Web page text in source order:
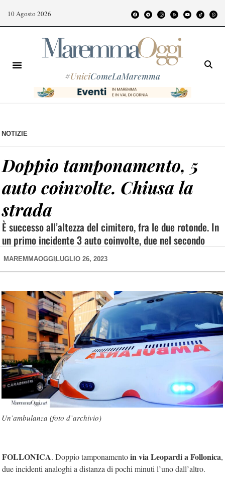
10 Agosto 2026
#UniciComeLaMaremma
NOTIZIE
Doppio tamponamento, 5
auto coinvolte. Chiusa la
strada
È successo all’altezza del cimitero, fra le due rotonde. In
un primo incidente 3 auto coinvolte, due nel secondo
MAREMMAOGGI LUGLIO 26, 2023
Un’ambulanza (foto d’archivio)
FOLLONICA. Doppio tamponamentoin via Leopardi a Follonica,
due incidenti analoghi a distanza di pochi minuti l’uno dall’altro.